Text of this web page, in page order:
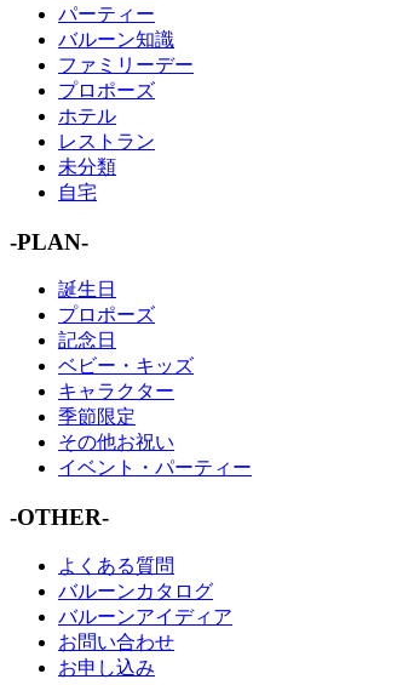
パーティー
バルーン知識
ファミリーデー
プロポーズ
ホテル
レストラン
未分類
自宅
-PLAN-
誕生日
プロポーズ
記念日
ベビー・キッズ
キャラクター
季節限定
その他お祝い
イベント・パーティー
-OTHER-
よくある質問
バルーンカタログ
バルーンアイディア
お問い合わせ
お申し込み